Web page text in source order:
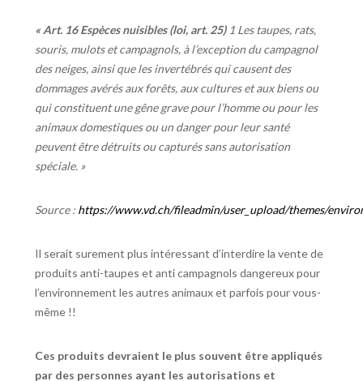
« Art. 16 Espèces nuisibles (loi, art. 25) 1 Les taupes, rats,
souris, mulots et campagnols, à l’exception du campagnol
des neiges, ainsi que les invertébrés qui causent des
dommages avérés aux forêts, aux cultures et aux biens ou
qui constituent une gêne grave pour l’homme ou pour les
animaux domestiques ou un danger pour leur santé
peuvent être détruits ou capturés sans autorisation
spéciale. »
Source : https://www.vd.ch/fileadmin/user_upload/themes/
Il serait surement plus intéressant d’interdire la vente de
produits anti-taupes et anti campagnols dangereux pour
l’environnement les autres animaux et parfois pour vous-
même !!
Ces produits devraient le plus souvent être appliqués
par des personnes ayant les autorisations et